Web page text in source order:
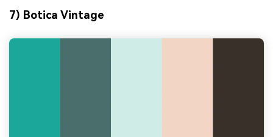
7) Botica Vintage